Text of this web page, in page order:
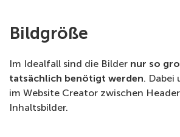
Bildgröße
Im Idealfall sind die Bilder nur so
tatsächlich benötigt werden. Dabei
im Website Creator zwischen
Inhaltsbilder.